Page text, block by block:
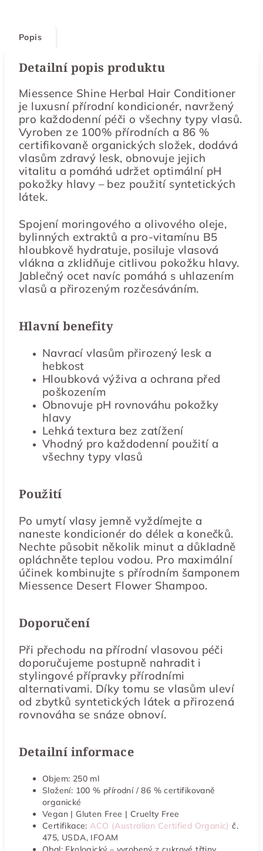
Popis
Detailní popis produktu
Miessence Shine Herbal Hair Conditioner
je luxusní přírodní kondicionér, navržený
pro každodenní péči o všechny typy vlasů.
Vyroben ze 100% přírodních a 86 %
certifikovaně organických složek, dodává
vlasům zdravý lesk, obnovuje jejich
vitalitu a pomáhá udržet optimální pH
pokožky hlavy – bez použití syntetických
látek.
Spojení moringového a olivového oleje,
bylinných extraktů a pro-vitamínu B5
hloubkově hydratuje, posiluje vlasová
vlákna a zklidňuje citlivou pokožku hlavy.
Jablečný ocet navíc pomáhá s uhlazením
vlasů a přirozeným rozčesáváním.
Hlavní benefity
Navrací vlasům přirozený lesk a
hebkost
Hloubková výživa a ochrana před
poškozením
Obnovuje pH rovnováhu pokožky
hlavy
Lehká textura bez zatížení
Vhodný pro každodenní použití a
všechny typy vlasů
Použití
Po umytí vlasy jemně vyždímejte a
naneste kondicionér do délek a konečků.
Nechte působit několik minut a důkladně
opláchněte teplou vodou. Pro maximální
účinek kombinujte s přírodním šamponem
Miessence Desert Flower Shampoo.
Doporučení
Při přechodu na přírodní vlasovou péči
doporučujeme postupně nahradit i
stylingové přípravky přírodními
alternativami. Díky tomu se vlasům uleví
od zbytků syntetických látek a přirozená
rovnováha se snáze obnoví.
Detailní informace
Objem: 250 ml
Složení: 100 % přírodní / 86 % certifikovaně
organické
Vegan | Gluten Free | Cruelty Free
Certifikace:ACO (Australian Certified Organic) č.
475, USDA, IFOAM